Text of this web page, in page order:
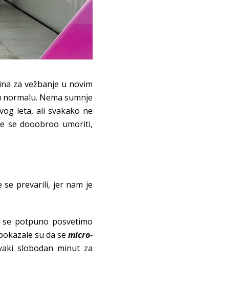
za vežbanje u novim
Nema sumnje
leta, ali svakako ne
se dooobroo umoriti,
se prevarili, jer nam je
potpuno posvetimo
su da se micro-
slobodan minut za